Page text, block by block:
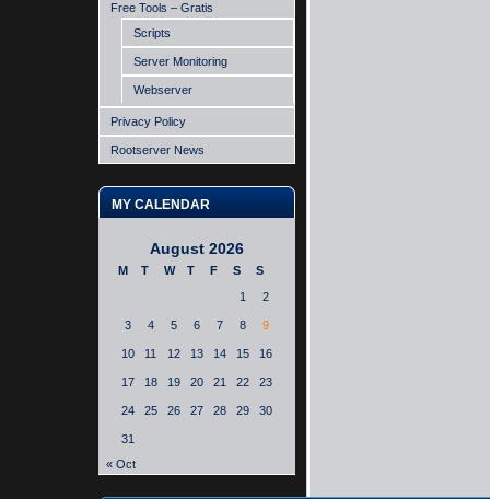
Free Tools – Gratis
Scripts
Server Monitoring
Webserver
Privacy Policy
Rootserver News
MY CALENDAR
August 2026
M T W T F S
S
1
2
3 4 5 6 7 8 9
10 11 12 13 14 15 16
17 18 19 20 21 22 23
24 25 26 27 28 29 30
31
« Oct